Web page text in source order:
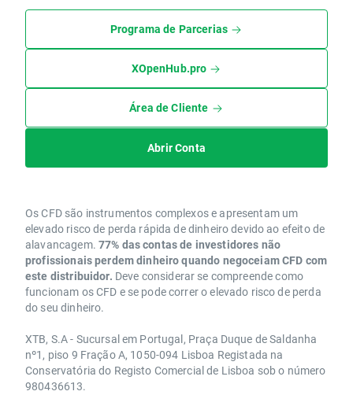
Programa de Parcerias
XOpenHub.pro
Área de Cliente
Abrir Conta
Os CFD são instrumentos complexos e apresentam um
elevado risco de perda rápida de dinheiro devido ao efeito de
alavancagem. 77% das contas de investidores não
profissionais perdem dinheiro quando negoceiam CFD com
este distribuidor. Deve considerar se compreende como
funcionam os CFD e se pode correr o elevado risco de perda
do seu dinheiro.
XTB, S.A - Sucursal em Portugal, Praça Duque de Saldanha
nº1, piso 9 Fração A, 1050-094 Lisboa Registada na
Conservatória do Registo Comercial de Lisboa sob o número
980436613.